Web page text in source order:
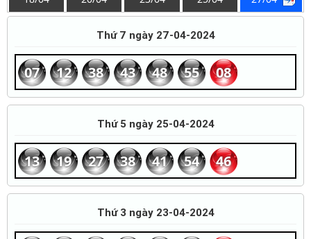
Thứ 7 ngày 27-04-2024
07 12 38 43 48 55 08
Thứ 5 ngày 25-04-2024
13 19 27 38 41 54 46
Thứ 3 ngày 23-04-2024